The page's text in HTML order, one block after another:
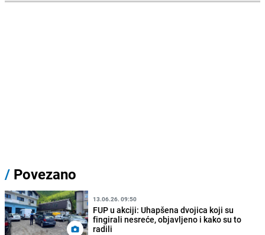
/ Povezano
13.06.26. 09:50
FUP u akciji: Uhapšena dvojica koji su
fingirali nesreće, objavljeno i kako su to
radili